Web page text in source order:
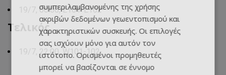
19/7, 00:00, L101-L102
Tελικός
19/7, 22:00, W101-102
συμπεριλαμβανομένης της χρήσης
ακριβών δεδομένων γεωεντοπισμού και
χαρακτηριστικών συσκευής. Οι επιλογές
σας ισχύουν μόνο για αυτόν τον
ιστότοπο. Ορισμένοι προμηθευτές
μπορεί να βασίζονται σε έννομο